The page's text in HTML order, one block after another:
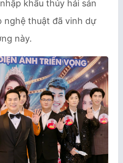
khẩu thủy hải sản
nghệ thuật đã vinh dự
này.